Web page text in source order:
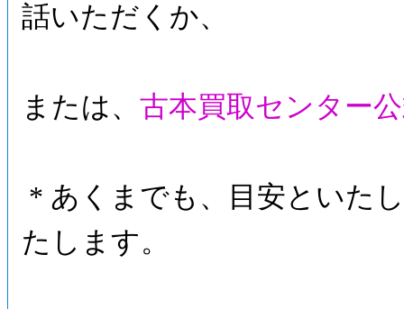
話いただくか、
または、 古本買取センター
* あくまでも、目安といた
たします。